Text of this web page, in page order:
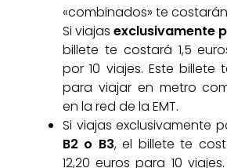
«combinados» te costarán
Si viajasexclusivamente
billete te costará 1,5
por 10 viajes. Este billete
para viajar en metro
en la red de la EMT.
Si viajas exclusivamente
B2 o B3, el billete te
12,20 euros para 10